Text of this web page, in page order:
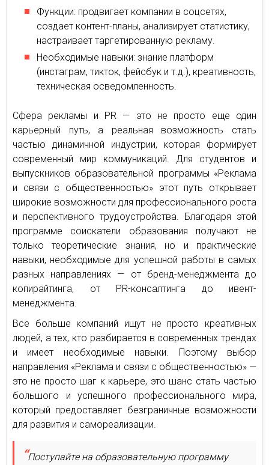
Функции: продвигает компании в соцсетях,
создает контент-планы, анализирует статистику,
настраивает таргетированную рекламу.
Необходимые навыки: знание платформ
(инстаграм, тикток, фейсбук и т.д.), креативность,
техническая осведомленность.
Сфера рекламы и PR — это не просто еще один
карьерный путь, а реальная возможность стать
частью динамичной индустрии, которая формирует
современный мир коммуникаций. Для студентов и
выпускников образовательной программы «Реклама
и связи с общественностью» этот путь открывает
широкие возможности для профессионального роста
и перспективного трудоустройства. Благодаря этой
программе соискатели образования получают не
только теоретические знания, но и практические
навыки, необходимые для успешной работы в самых
разных направлениях — от бренд-менеджмента до
копирайтинга, от PR-консалтинга до ивент-
менеджмента.
Все больше компаний ищут не просто креативных
людей, а тех, кто разбирается в современных трендах
и имеет необходимые навыки. Поэтому выбор
направления «Реклама и связи с общественностью» —
это не просто шаг к карьере, это шанс стать частью
большого и успешного профессионального мира,
который предоставляет безграничные возможности
для развития и самореализации.
Поступайте на образовательную программу